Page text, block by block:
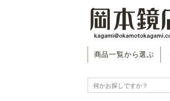
商品一覧から選ぶ